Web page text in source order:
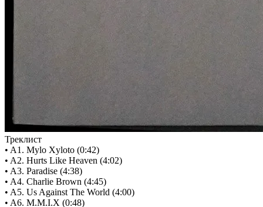
Треклист
• A1. Mylo Xyloto (0:42)
• A2. Hurts Like Heaven (4:02)
• A3. Paradise (4:38)
• A4. Charlie Brown (4:45)
• A5. Us Against The World (4:00)
• A6. M.M.I.X (0:48)